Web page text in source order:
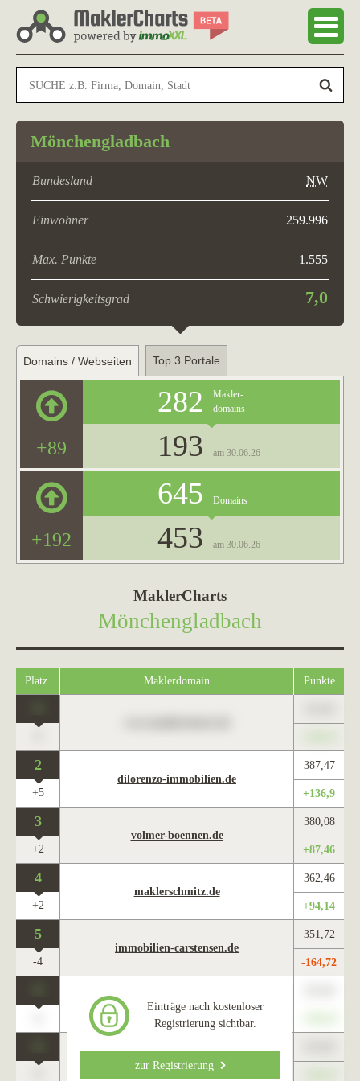
Mönchengladbach
Bundesland NW
Einwohner 259.996
Max. Punkte 1.555
Schwierigkeitsgrad 7,0
Domains / Webseiten Top 3 Portale
+89
282
Makler-
domains
193 am 30.06.26
+192
645 Domains
453 am 30.06.26
MaklerCharts
Mönchengladbach
Platz. Maklerdomain Punkte
2
dilorenzo-immobilien.de
387,47
+5 +136,9
3
volmer-boennen.de
380,08
+2 +87,46
4
maklerschmitz.de
362,46
+2 +94,14
5
immobilien-carstensen.de
351,72
-4 -164,72
www.maklercharts.de
Einträge nach kostenloser
Registrierung sichtbar.
zur Registrierung
www.maklercharts.de